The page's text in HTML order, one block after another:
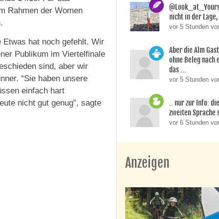
Rahmen der Women
Etwas hat noch gefehlt. Wir
Publikum im Viertelfinale
sind, aber wir
“Sie haben unsere
einfach hart
nicht gut genug”, sagte
nicht in der
vor 5 Stunden
Aber die Alm
ohne Beleg
das ...
vor 5 Stunden
.. nur zur Info:
zweiten Sprache
vor 6 Stunden
Anzeigen